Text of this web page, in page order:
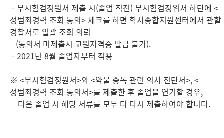
- 무시험검정원서 제출 시(졸업 직전) 무시험검정워서 하단에 <
성범죄경력 조회 동의> 체크를 하면 학사종합지원센터에서 관할
경찰서로 일괄 조회 의뢰
(동의서 미제출시 교원자격증 발급 불가).
- 2021년 8월 졸업자부터 적용
※ <무시험검정원서>와 <약물 중독 관련 의사 진단서>, <
성범죄경력 조회 동의서>를 제출한 후 졸업을 연기할 경우,
다음 졸업 시 해당 서류를 모두 다 다시 제출하여야 합니다.